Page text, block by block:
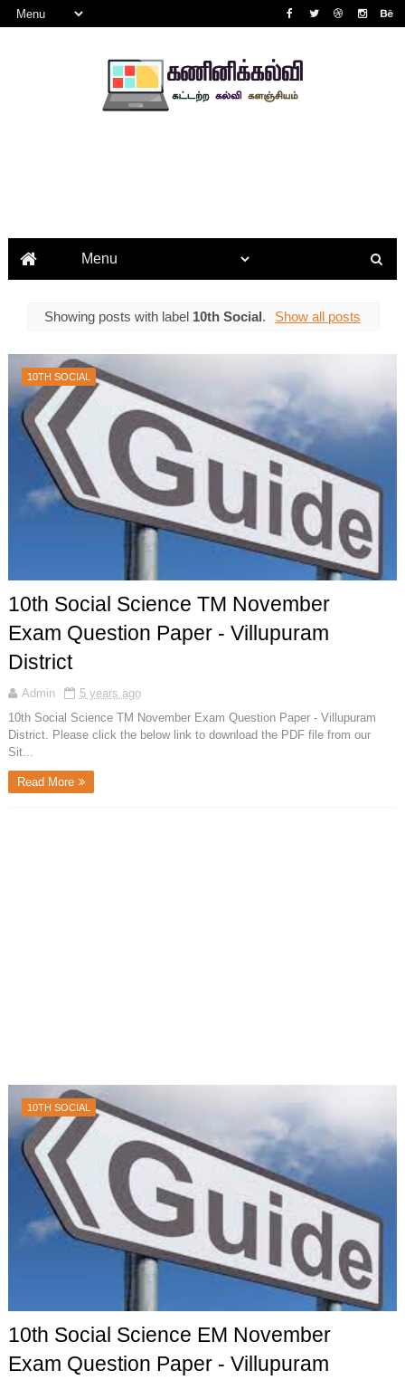
Showing posts with label 10th Social. Show all posts
10TH SOCIAL
10th Social Science TM November
Exam Question Paper - Villupuram
District
Admin
5 years ago
10th Social Science TM November Exam Question Paper - Villupuram
District. Please click the below link to download the PDF file from our
Sit...
Read More
10TH SOCIAL
10th Social Science EM November
Exam Question Paper - Villupuram